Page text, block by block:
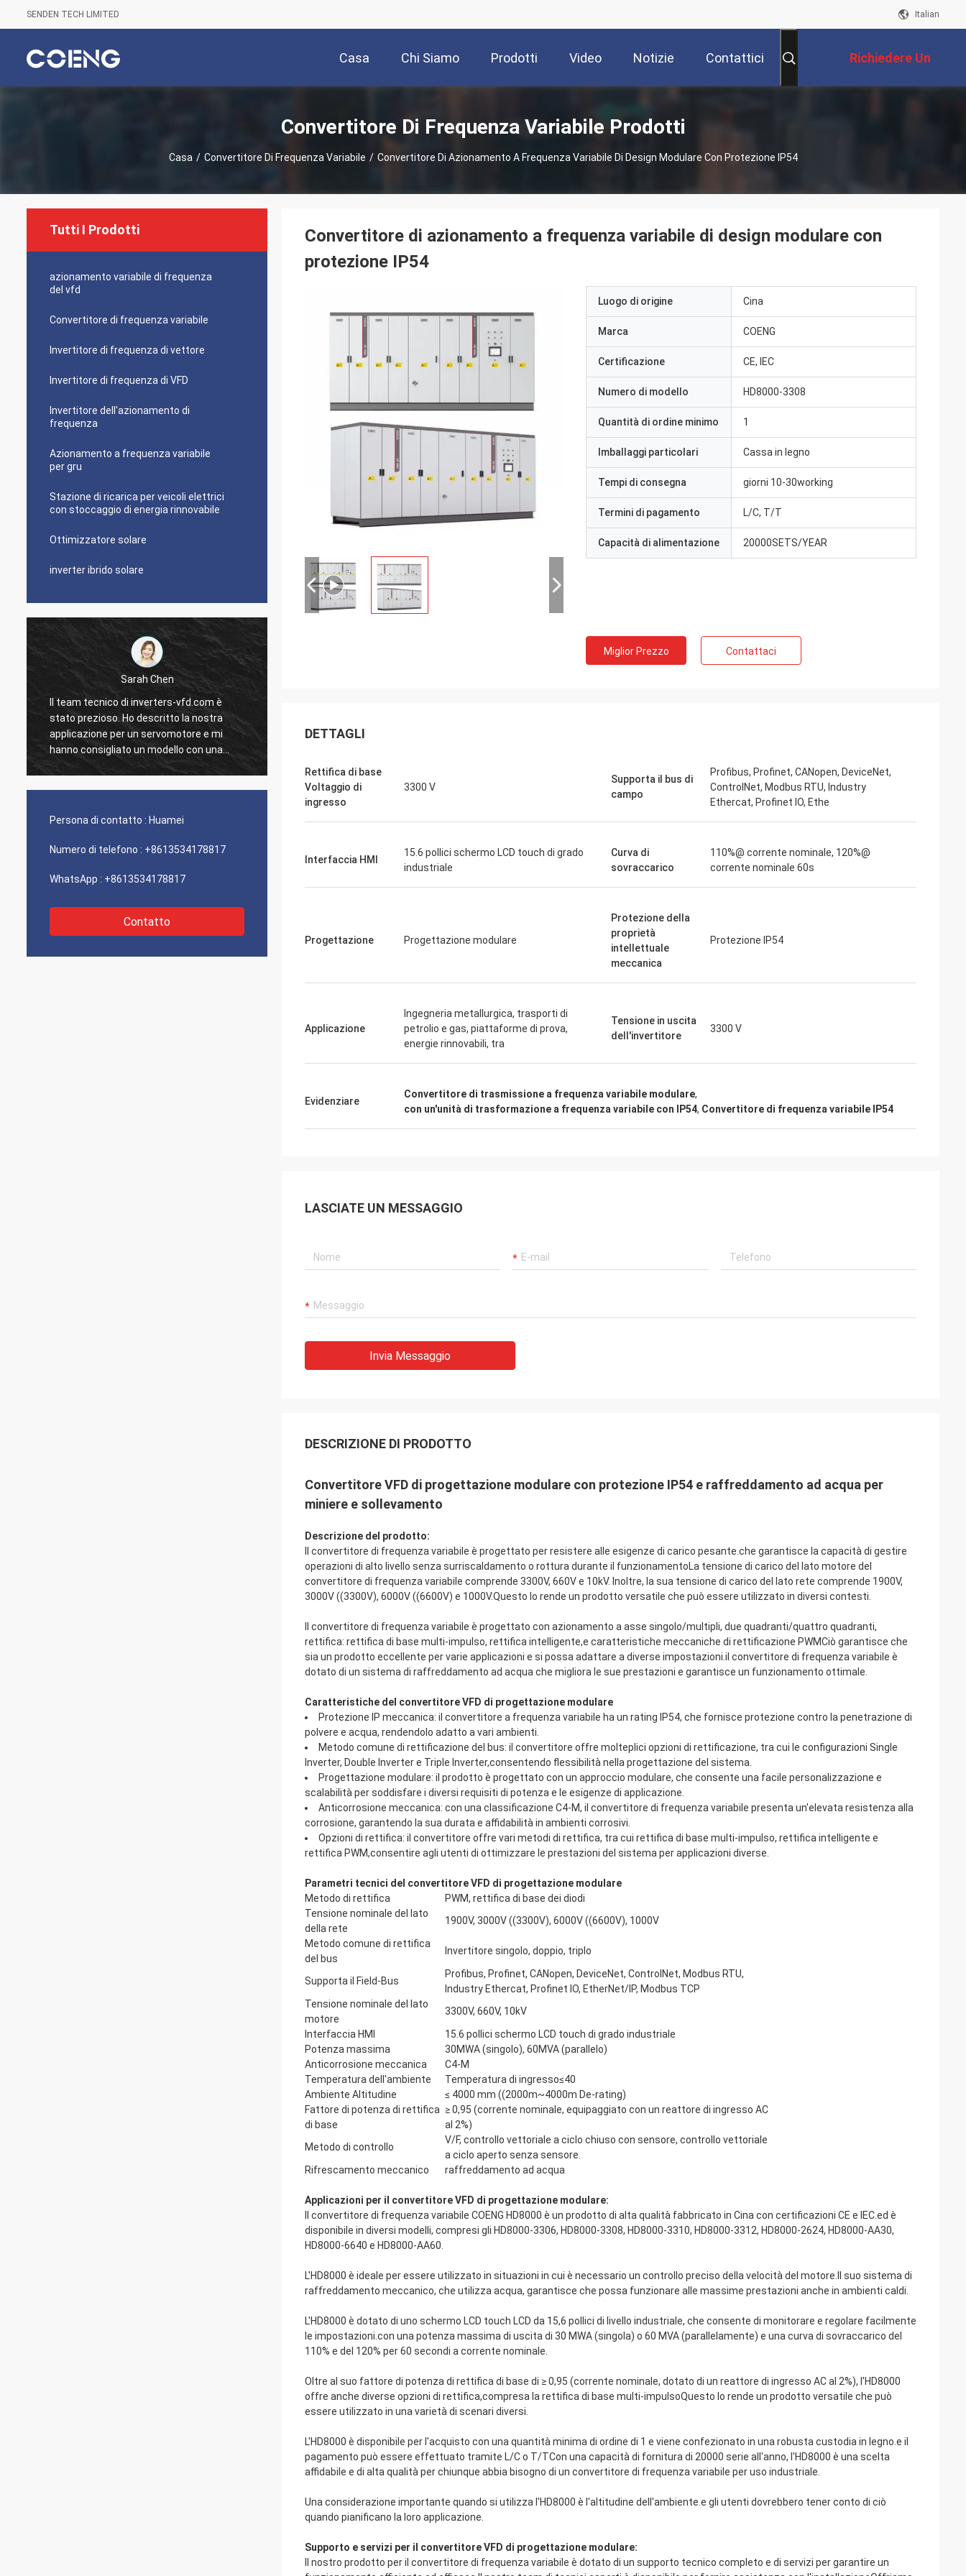
SENDEN TECH LIMITED Italian
Casa Chi Siamo Prodotti Video Notizie Contattici Richiedere Un
Preventivo
Convertitore Di Frequenza Variabile Prodotti
Casa / Convertitore Di Frequenza Variabile / Convertitore Di Azionamento A Frequenza Variabile Di Design Modulare Con Protezione IP54
Tutti I Prodotti
azionamento variabile di frequenza
del vfd
Convertitore di frequenza variabile
Invertitore di frequenza di vettore
Invertitore di frequenza di VFD
Invertitore dell'azionamento di
frequenza
Azionamento a frequenza variabile
per gru
Stazione di ricarica per veicoli elettrici
con stoccaggio di energia rinnovabile
Ottimizzatore solare
inverter ibrido solare
Sarah Chen
Il team tecnico di inverters-vfd.com è
stato prezioso. Ho descritto la nostra
applicazione per un servomotore e mi
hanno consigliato un modello con una
risposta dinamica superiore.
con una velocità sorprendente. Da quando
nostro sistema di controllo è più robusta.
Siamo impressionati dalla logistica e dalle
solide prestazioni di questi componenti.
quella di alcuni marchi importanti che
abbiamo utilizzato, a una frazione del
ma era anche più conveniente del nostro
fornitore precedente. La sua stabilità ha
eliminato i nostri frequenti problemi di
Persona di contatto : Huamei
Numero di telefono : +8613534178817
WhatsApp : +8613534178817
Contatto
Convertitore di azionamento a frequenza variabile di design modulare con
protezione IP54
Luogo di origine Cina
Marca COENG
Certificazione CE, IEC
Numero di modello HD8000-3308
Quantità di ordine minimo 1
Imballaggi particolari Cassa in legno
Tempi di consegna giorni 10-30working
Termini di pagamento L/C, T/T
Capacità di alimentazione 20000SETS/YEAR
Miglior Prezzo Contattaci
DETTAGLI
Rettifica di base
Voltaggio di
ingresso
3300 V
Supporta il bus di
campo
Profibus, Profinet, CANopen, DeviceNet,
ControlNet, Modbus RTU, Industry
Ethercat, Profinet IO, Ethe
Interfaccia HMI
15.6 pollici schermo LCD touch di grado
industriale
Curva di
sovraccarico
110%@ corrente nominale, 120%@
corrente nominale 60s
Progettazione Progettazione modulare
Protezione della
proprietà
intellettuale
meccanica
Protezione IP54
Applicazione
Ingegneria metallurgica, trasporti di
petrolio e gas, piattaforme di prova,
energie rinnovabili, tra
Tensione in uscita
dell'invertitore
3300 V
Evidenziare
Convertitore di trasmissione a frequenza variabile modulare,
con un'unità di trasformazione a frequenza variabile con IP54, Convertitore di frequenza variabile IP54
LASCIATE UN MESSAGGIO
Invia Messaggio
DESCRIZIONE DI PRODOTTO
Convertitore VFD di progettazione modulare con protezione IP54 e raffreddamento ad acqua per
miniere e sollevamento
Descrizione del prodotto:
Il convertitore di frequenza variabile è progettato per resistere alle esigenze di carico pesante.che garantisce la capacità di gestire
operazioni di alto livello senza surriscaldamento o rottura durante il funzionamentoLa tensione di carico del lato motore del
convertitore di frequenza variabile comprende 3300V, 660V e 10kV. Inoltre, la sua tensione di carico del lato rete comprende 1900V,
3000V ((3300V), 6000V ((6600V) e 1000V.Questo lo rende un prodotto versatile che può essere utilizzato in diversi contesti.
Il convertitore di frequenza variabile è progettato con azionamento a asse singolo/multipli, due quadranti/quattro quadranti,
rettifica: rettifica di base multi-impulso, rettifica intelligente,e caratteristiche meccaniche di rettificazione PWMCiò garantisce che
sia un prodotto eccellente per varie applicazioni e si possa adattare a diverse impostazioni.il convertitore di frequenza variabile è
dotato di un sistema di raffreddamento ad acqua che migliora le sue prestazioni e garantisce un funzionamento ottimale.
Caratteristiche del convertitore VFD di progettazione modulare
Protezione IP meccanica: il convertitore a frequenza variabile ha un rating IP54, che fornisce protezione contro la penetrazione di
polvere e acqua, rendendolo adatto a vari ambienti.
Metodo comune di rettificazione del bus: il convertitore offre molteplici opzioni di rettificazione, tra cui le configurazioni Single
Inverter, Double Inverter e Triple Inverter,consentendo flessibilità nella progettazione del sistema.
Progettazione modulare: il prodotto è progettato con un approccio modulare, che consente una facile personalizzazione e
scalabilità per soddisfare i diversi requisiti di potenza e le esigenze di applicazione.
Anticorrosione meccanica: con una classificazione C4-M, il convertitore di frequenza variabile presenta un'elevata resistenza alla
corrosione, garantendo la sua durata e affidabilità in ambienti corrosivi.
Opzioni di rettifica: il convertitore offre vari metodi di rettifica, tra cui rettifica di base multi-impulso, rettifica intelligente e
rettifica PWM,consentire agli utenti di ottimizzare le prestazioni del sistema per applicazioni diverse.
Parametri tecnici del convertitore VFD di progettazione modulare
Metodo di rettifica
PWM, rettifica di base dei diodi
Tensione nominale del lato
della rete
1900V, 3000V ((3300V), 6000V ((6600V), 1000V
Metodo comune di rettifica
del bus
Invertitore singolo, doppio, triplo
Supporta il Field-Bus
Profibus, Profinet, CANopen, DeviceNet, ControlNet, Modbus RTU,
Industry Ethercat, Profinet IO, EtherNet/IP, Modbus TCP
Tensione nominale del lato
motore
3300V, 660V, 10kV
Interfaccia HMI
15.6 pollici schermo LCD touch di grado industriale
Potenza massima
30MWA (singolo), 60MVA (parallelo)
Anticorrosione meccanica
C4-M
Temperatura dell'ambiente
Temperatura di ingresso≤40
Ambiente Altitudine
≤ 4000 mm ((2000m~4000m De-rating)
Fattore di potenza di rettifica
di base
≥ 0,95 (corrente nominale, equipaggiato con un reattore di ingresso AC
al 2%)
Metodo di controllo
V/F, controllo vettoriale a ciclo chiuso con sensore, controllo vettoriale
a ciclo aperto senza sensore.
Rifrescamento meccanico
raffreddamento ad acqua
Applicazioni per il convertitore VFD di progettazione modulare:
Il convertitore di frequenza variabile COENG HD8000 è un prodotto di alta qualità fabbricato in Cina con certificazioni CE e IEC.ed è
disponibile in diversi modelli, compresi gli HD8000-3306, HD8000-3308, HD8000-3310, HD8000-3312, HD8000-2624, HD8000-AA30,
HD8000-6640 e HD8000-AA60.
L'HD8000 è ideale per essere utilizzato in situazioni in cui è necessario un controllo preciso della velocità del motore.Il suo sistema di
raffreddamento meccanico, che utilizza acqua, garantisce che possa funzionare alle massime prestazioni anche in ambienti caldi.
L'HD8000 è dotato di uno schermo LCD touch LCD da 15,6 pollici di livello industriale, che consente di monitorare e regolare facilmente
le impostazioni.con una potenza massima di uscita di 30 MWA (singola) o 60 MVA (parallelamente) e una curva di sovraccarico del
110% e del 120% per 60 secondi a corrente nominale.
Oltre al suo fattore di potenza di rettifica di base di ≥ 0,95 (corrente nominale, dotato di un reattore di ingresso AC al 2%), l'HD8000
offre anche diverse opzioni di rettifica,compresa la rettifica di base multi-impulsoQuesto lo rende un prodotto versatile che può
essere utilizzato in una varietà di scenari diversi.
L'HD8000 è disponibile per l'acquisto con una quantità minima di ordine di 1 e viene confezionato in una robusta custodia in legno.e il
pagamento può essere effettuato tramite L/C o T/TCon una capacità di fornitura di 20000 serie all'anno, l'HD8000 è una scelta
affidabile e di alta qualità per chiunque abbia bisogno di un convertitore di frequenza variabile per uso industriale.
Una considerazione importante quando si utilizza l'HD8000 è l'altitudine dell'ambiente.e gli utenti dovrebbero tener conto di ciò
quando pianificano la loro applicazione.
Supporto e servizi per il convertitore VFD di progettazione modulare:
Il nostro prodotto per il convertitore di frequenza variabile è dotato di un supporto tecnico completo e di servizi per garantire un